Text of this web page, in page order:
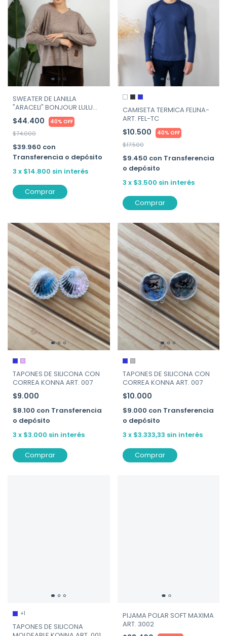
SWEATER DE LANILLA
"ARACELI" BONJOUR LULU
ART. 7993
$44.400 40% OFF
$74.000
$39.960 con
Transferencia o depósito
3 x $14.800 sin interés
Comprar
CAMISETA TERMICA FELINA-
ART. FEL-TC
$10.500 40% OFF
$17.500
$9.450 con Transferencia
o depósito
3 x $3.500 sin interés
Comprar
TAPONES DE SILICONA CON
CORREA KONNA ART. 007
$9.000
$8.100 con Transferencia
o depósito
3 x $3.000 sin interés
Comprar
TAPONES DE SILICONA CON
CORREA KONNA ART. 007
$10.000
$9.000 con Transferencia
o depósito
3 x $3.333,33 sin interés
Comprar
+1
TAPONES DE SILICONA
PIJAMA POLAR SOFT MAXIMA
ART. 3002